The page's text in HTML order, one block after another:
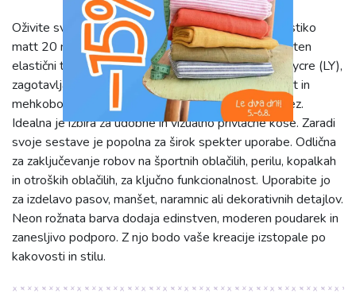
Oživite svoje šiviljske projekte z našo poševno elastiko
matt 20 mm neon rožnate barve. Ta visokokakovosten
elastični trak, izdelan iz 95% poliamida (PA) in 5% lycre (LY),
zagotavlja izjemno prožnost, dolgotrajno obstojnost in
mehkobo na otip. Mat zaključek nudi eleganten videz.
Idealna je izbira za udobne in vizualno privlačne kose. Zaradi
svoje sestave je popolna za širok spekter uporabe. Odlična
za zaključevanje robov na športnih oblačilih, perilu, kopalkah
in otroških oblačilih, za ključno funkcionalnost. Uporabite jo
za izdelavo pasov, manšet, naramnic ali dekorativnih detajlov.
Neon rožnata barva dodaja edinstven, moderen poudarek in
zanesljivo podporo. Z njo bodo vaše kreacije izstopale po
kakovosti in stilu.